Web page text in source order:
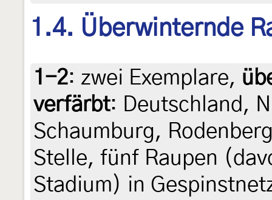
1.4. Überwinternde
1-2: zwei Exemplare,
verfärbt: Deutschland,
Schaumburg,
Stelle, fünf Raupen
Stadium) in